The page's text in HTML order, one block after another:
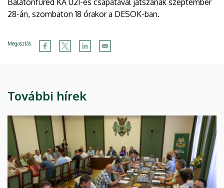
28-án, szombaton 18 órakor a DESOK-ban.
Megosztás
További hírek